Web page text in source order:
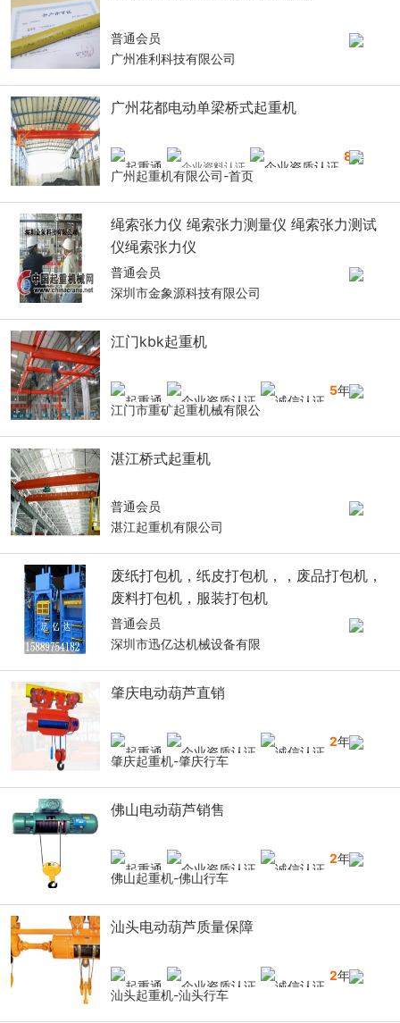
普通会员
广州准利科技有限公司
广州花都电动单梁桥式起重机
8年
广州起重机有限公司-首页
绳索张力仪 绳索张力测量仪 绳索张力测试
仪绳索张力仪
普通会员
深圳市金象源科技有限公司
江门kbk起重机
5年
江门市重矿起重机械有限公
湛江桥式起重机
普通会员
湛江起重机有限公司
废纸打包机，纸皮打包机，，废品打包机，
废料打包机，服装打包机
普通会员
深圳市迅亿达机械设备有限
肇庆电动葫芦直销
2年
肇庆起重机-肇庆行车
佛山电动葫芦销售
2年
佛山起重机-佛山行车
汕头电动葫芦质量保障
2年
汕头起重机-汕头行车